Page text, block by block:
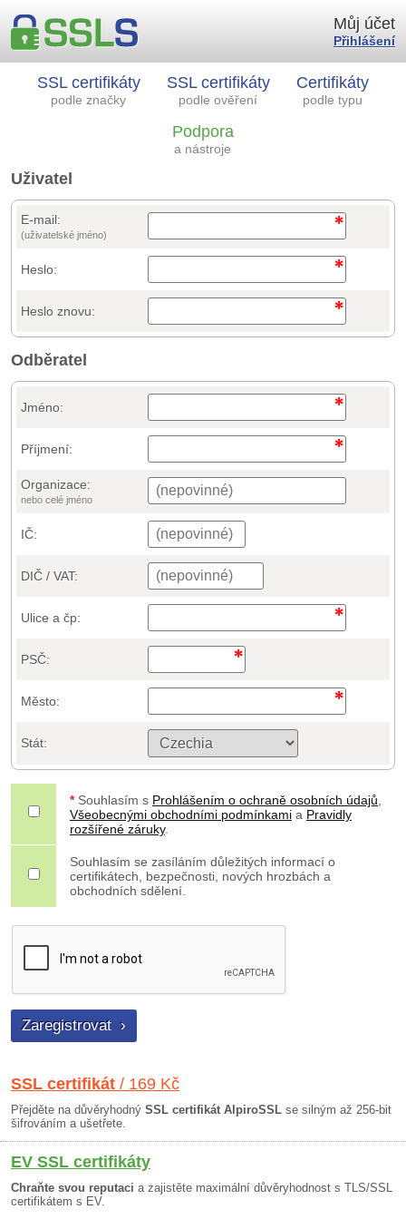
SSL certifikáty
podle značky
SSL certifikáty
podle ověření
Certifikáty
podle typu
Podpora
a nástroje
Můj účet
Přihlášení
Uživatel
E-mail:
(uživatelské jméno)
Heslo:
Heslo znovu:
Odběratel
Jméno:
Příjmení:
Organizace:
nebo celé jméno
IČ:
DIČ / VAT:
Ulice a čp:
PSČ:
Město:
Stát:
* Souhlasím s Prohlášením o ochraně osobních údajů
Všeobecnými obchodními podmínkami a Pravidly
rozšířené záruky.
Souhlasím se zasíláním důležitých informací o
certifikátech, bezpečnosti, nových hrozbách a
obchodních sdělení.
SSL certifikát / 169 Kč
Přejděte na důvěryhodný SSL certifikát AlpiroSSL se silným až 256-bit
šifrováním a ušetřete.
EV SSL certifikáty
Chraňte svou reputaci a zajistěte maximální důvěryhodnost s TLS/SSL
certifikátem s EV.